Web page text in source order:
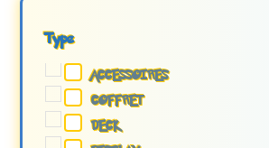
Type
ACCESSOIRES
COFFRET
DECK